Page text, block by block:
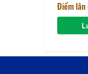
Điểm lân